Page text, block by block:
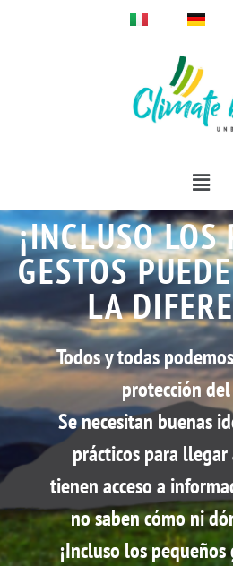
¡INCLUSO LOS
GESTOS
LA
Todos y todas
protección
Se necesitan buenas
prácticos para
tienen acceso a
no saben cómo ni
¡Incluso los